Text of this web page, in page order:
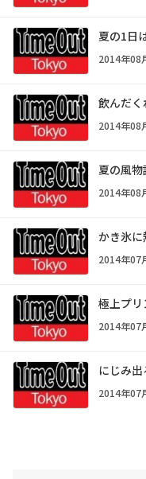
夏の1日
2014年08
飲んだく
2014年08
夏の風物
2014年08
かき氷に
2014年07
極上プリ
2014年07
にじみ
2014年07